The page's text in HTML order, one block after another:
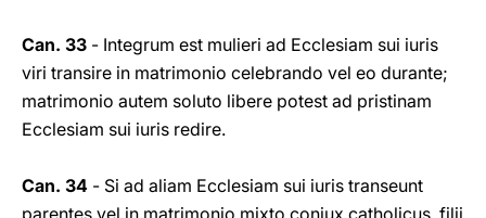
Can. 33 - Integrum est mulieri ad Ecclesiam sui iuris
viri transire in matrimonio celebrando vel eo durante;
matrimonio autem soluto libere potest ad pristinam
Ecclesiam sui iuris redire.
Can. 34 - Si ad aliam Ecclesiam sui iuris transeunt
parentes vel in matrimonio mixto coniux catholicus, filii